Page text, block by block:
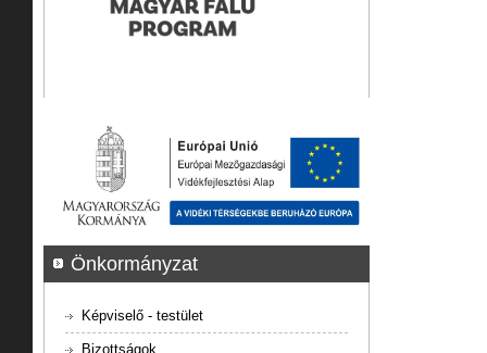
Önkormányzat
Képviselő - testület
Bizottságok